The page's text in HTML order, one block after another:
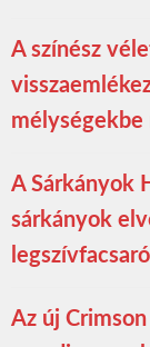
A színész
mélységekbe
A Sárkányok
sárkányok
Az új